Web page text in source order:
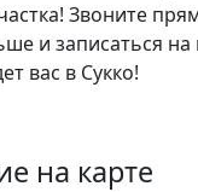
Звоните
и записаться
вас в Сукко!
на карте